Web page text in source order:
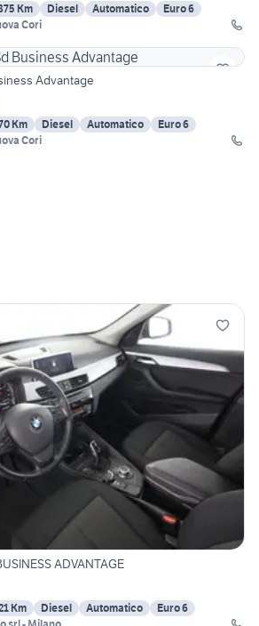
Km Diesel Automatico
Euro 6
Cori
Advantage
Km Diesel Automatico
Euro 6
Cori
ADVANTAGE
Km Diesel Automatico
Euro 6